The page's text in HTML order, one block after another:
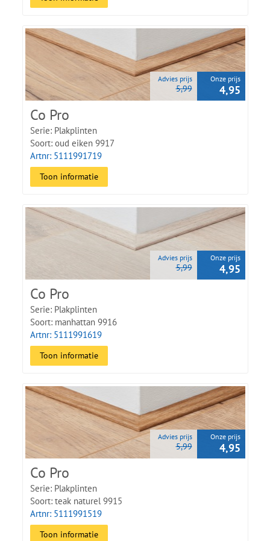
Advies prijs
5,99
Onze prijs
4,95
Co Pro
Serie: Plakplinten
Soort: oud eiken 9917
Artnr: 5111991719
Toon informatie
Advies prijs
5,99
Onze prijs
4,95
Co Pro
Serie: Plakplinten
Soort: manhattan 9916
Artnr: 5111991619
Toon informatie
Advies prijs
5,99
Onze prijs
4,95
Co Pro
Serie: Plakplinten
Soort: teak naturel 9915
Artnr: 5111991519
Toon informatie